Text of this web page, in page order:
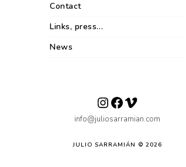
Contact
Links, press…
News
Instagram
Facebook
Vimeo
info@juliosarramian.com
JULIO SARRAMIÁN © 2026